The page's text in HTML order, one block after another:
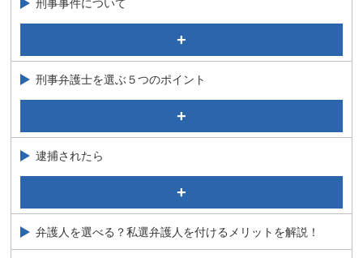
刑事事件のながれ
刑務所とは？拘置所・留置場との違いを弁護士が解説
起訴について弁護士が解説
量刑とは
刑事事件について
刑事事件と民事事件の違い
刑事事件の種類
警察からの呼び出しがあった場合の対応について弁護士
刑事弁護士を選ぶ５つのポイント
刑事弁護士を選ぶその他のポイント
多くの問い合わせ実績と豊富な解決事例
実績に裏打ちされた高い専門性とノウハウを持っている
難解な事件にも対応できる
逮捕されたら
前科があるとできないことは？日常生活・将来への影響
を弁護士が解説
弁護人を選べる？私選弁護人を付けるメリットを解説！